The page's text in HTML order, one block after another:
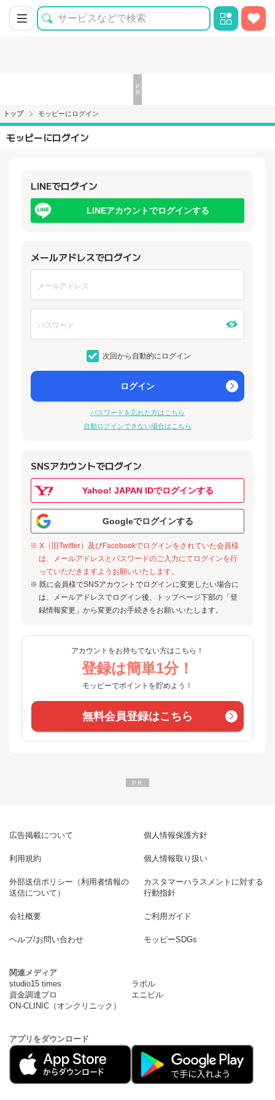
トップ モッピーにログイン
モッピーにログイン
LINEでログイン
LINEアカウントでログインする
メールアドレスでログイン
次回から自動的にログイン
ログイン
パスワードを忘れた方はこちら
自動ログインできない場合はこちら
SNSアカウントでログイン
Yahoo! JAPAN IDでログインする
Googleでログインする
※ X（旧Twitter）及びFacebookでログインをされていた会員様
は、メールアドレスとパスワードのご入力にてログインを行
っていただきますようお願いいたします。
※ 既に会員様でSNSアカウントでログインに変更したい場合に
は、メールアドレスでログイン後、トップページ下部の「登
録情報変更」から変更のお手続きをお願いいたします。
アカウントをお持ちでない方はこちら！
登録は簡単1分！
モッピーでポイントを貯めよう！
無料会員登録はこちら
広告掲載について 個人情報保護方針
利用規約 個人情報取り扱い
外部送信ポリシー（利用者情報の
送信について）
カスタマーハラスメントに対する
行動指針
会社概要 ご利用ガイド
ヘルプ/お問い合わせ モッピーSDGs
関連メディア
studio15 times
ラボル
資金調達プロ
エニピル
ON-CLINIC（オンクリニック）
アプリをダウンロード